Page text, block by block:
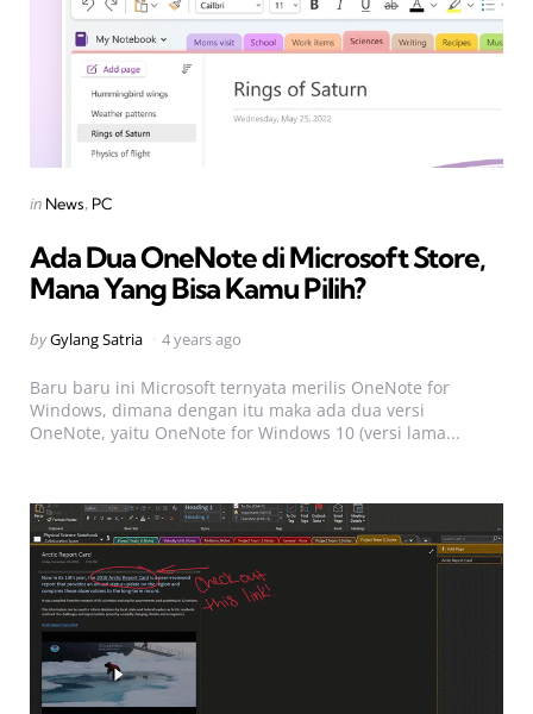
Categories
Posted
in News PC
Ada Dua OneNote di Microsoft Store,
Mana Yang Bisa Kamu Pilih?
Posted
byGylang Satria 4 years ago
Baru baru ini Microsoft ternyata merilis OneNote for
Windows, dimana dengan itu maka ada dua versi
OneNote, yaitu OneNote for Windows 10 (versi lama...